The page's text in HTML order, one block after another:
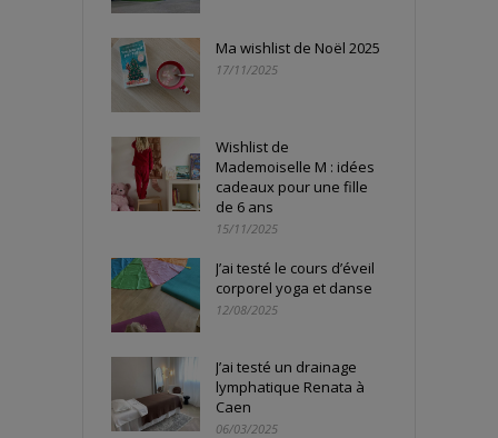
Ma wishlist de Noël 2025
17/11/2025
Wishlist de
Mademoiselle M : idées
cadeaux pour une fille
de 6 ans
15/11/2025
J’ai testé le cours d’éveil
corporel yoga et danse
12/08/2025
J’ai testé un drainage
lymphatique Renata à
Caen
06/03/2025